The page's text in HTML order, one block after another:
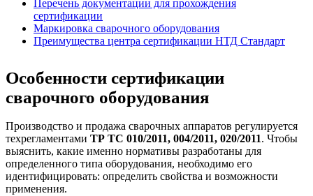
Перечень документации для прохождения
сертификации
Маркировка сварочного оборудования
Преимущества центра сертификации НТД Стандарт
Особенности сертификации
сварочного оборудования
Производство и продажа сварочных аппаратов регулируется
техрегламентами ТР ТС 010/2011, 004/2011, 020/2011. Чтобы
выяснить, какие именно нормативы разработаны для
определенного типа оборудования, необходимо его
идентифицировать: определить свойства и возможности
применения.